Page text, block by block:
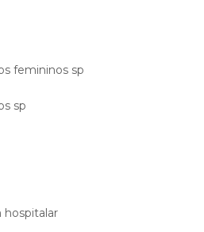
femininos sp
sp